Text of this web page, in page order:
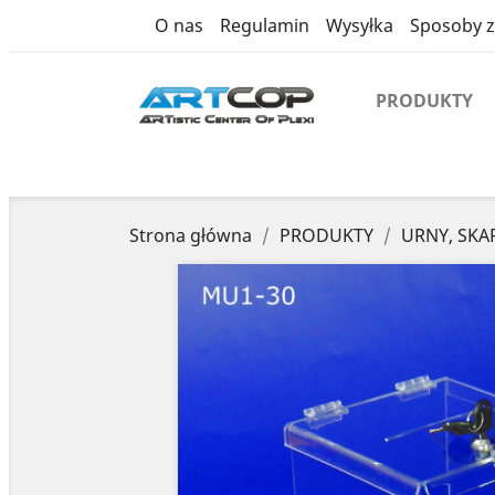
O nas Regulamin Wysyłka Sposoby
PRODUKTY
Strona główna PRODUKTY URNY,